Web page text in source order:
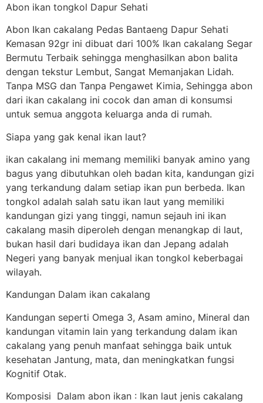
Abon ikan tongkol Dapur Sehati
Abon Ikan cakalang Pedas Bantaeng Dapur Sehati
Kemasan 92gr ini dibuat dari 100% Ikan cakalang Segar
Bermutu Terbaik sehingga menghasilkan abon balita
dengan tekstur Lembut, Sangat Memanjakan Lidah.
Tanpa MSG dan Tanpa Pengawet Kimia, Sehingga abon
dari ikan cakalang ini cocok dan aman di konsumsi
untuk semua anggota keluarga anda di rumah.
Siapa yang gak kenal ikan laut?
ikan cakalang ini memang memiliki banyak amino yang
bagus yang dibutuhkan oleh badan kita, kandungan gizi
yang terkandung dalam setiap ikan pun berbeda. Ikan
tongkol adalah salah satu ikan laut yang memiliki
kandungan gizi yang tinggi, namun sejauh ini ikan
cakalang masih diperoleh dengan menangkap di laut,
bukan hasil dari budidaya ikan dan Jepang adalah
Negeri yang banyak menjual ikan tongkol keberbagai
wilayah.
Kandungan Dalam ikan cakalang
Kandungan seperti Omega 3, Asam amino, Mineral dan
kandungan vitamin lain yang terkandung dalam ikan
cakalang yang penuh manfaat sehingga baik untuk
kesehatan Jantung, mata, dan meningkatkan fungsi
Kognitif Otak.
Komposisi Dalam abon ikan : Ikan laut jenis cakalang